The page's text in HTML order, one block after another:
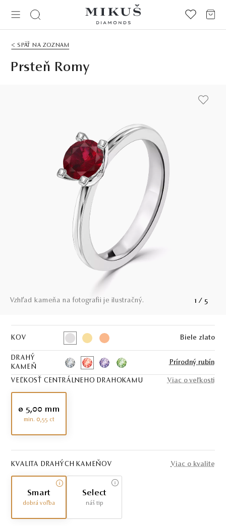
< SPÄŤ NA ZOZNAM
Prsteň Romy
Vzhľad kameňa na fotografii je ilustračný. 1 / 5
KOV Biele zlato
DRAHÝ
KAMEŇ
Prírodný rubín
VEĽKOSŤ CENTRÁLNEHO DRAHOKAMU Viac o veľkosti
ø 5,00 mm
min. 0,55 ct
KVALITA DRAHÝCH KAMEŇOV Viac o kvalite
Smart
dobrá voľba
Select
náš tip